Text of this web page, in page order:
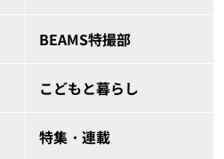
BEAMS特撮部
こどもと暮らし
特集・連載